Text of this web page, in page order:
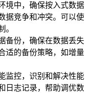
境中，确保按入式数据
据竞争和冲突。可以使
。
备份，确保在数据丢失
适的备份策略，如增量
监控，识别和解决性能
日志记录，帮助调优数